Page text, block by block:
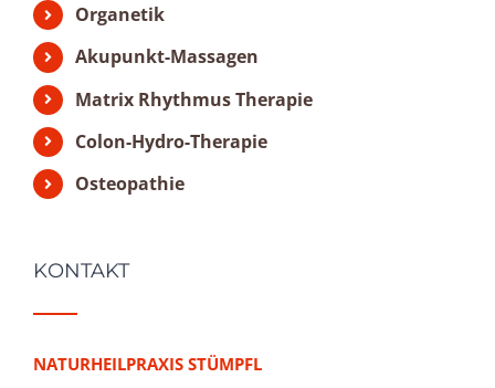
Organetik
Akupunkt-Massagen
Matrix Rhythmus Therapie
Colon-Hydro-Therapie
Osteopathie
KONTAKT
NATURHEILPRAXIS STÜMPFL